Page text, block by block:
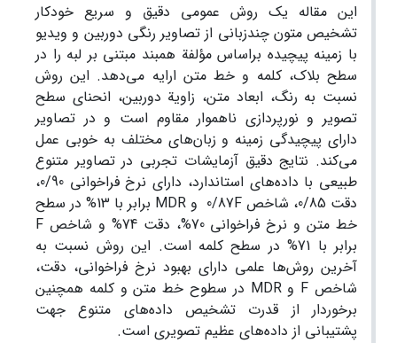
این مقاله یک روش عمومی دقیق و سریع خودکار
تشخیص متون چندزبانی از تصاویر رنگی دوربین و ویدیو
با زمینه پیچیده براساس مؤلفة‌ همبند مبتنی بر لبه را در
سطح بلاک، کلمه و خط متن ارایه می‌دهد. این روش
نسبت به رنگ، ابعاد متن، زاویة دوربین، انحنای سطح
تصویر و نورپردازی ناهموار مقاوم است و در تصاویر
دارای پیچیدگی زمینه و زبان‌های مختلف به‌ خوبی عمل
می‌کند. نتایج دقیق آزمایشات تجربی در تصاویر متنوع
طبیعی با داده‌های استاندارد، دارای نرخ فراخوانی 0/90،
دقت 0/85، شاخص 0/87F و MDR برابر با 13% در سطح
خط متن و نرخ فراخوانی 70%، دقت 74% و شاخص F
برابر با 71% در سطح کلمه است. این روش نسبت به
آخرین روش‌ها علمی دارای بهبود نرخ فراخوانی، دقت،
شاخص F و MDR در سطوح خط متن و کلمه همچنین
برخوردار از قدرت تشخیص داده‌های متنوع جهت
پشتیبانی از داده‌های عظیم تصویری است.